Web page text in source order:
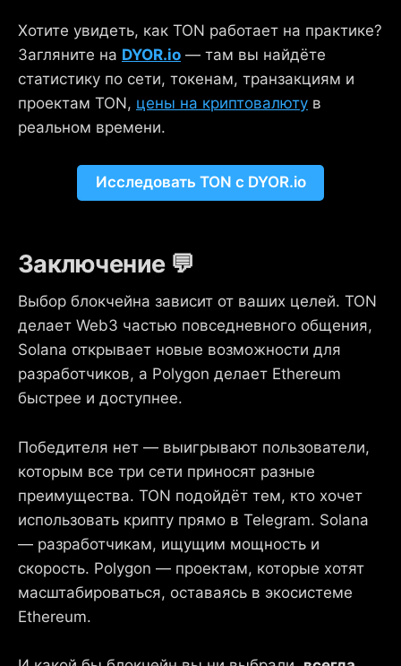
Хотите увидеть, как TON работает на практике?
Загляните на DYOR.io — там вы найдёте
статистику по сети, токенам, транзакциям и
проектам TON, цены на криптовалюту в
реальном времени.
Исследовать TON c DYOR.io
Заключение 💬
Выбор блокчейна зависит от ваших целей. TON
делает Web3 частью повседневного общения,
Solana открывает новые возможности для
разработчиков, а Polygon делает Ethereum
быстрее и доступнее.
Победителя нет — выигрывают пользователи,
которым все три сети приносят разные
преимущества. TON подойдёт тем, кто хочет
использовать крипту прямо в Telegram. Solana
— разработчикам, ищущим мощность и
скорость. Polygon — проектам, которые хотят
масштабироваться, оставаясь в экосистеме
Ethereum.